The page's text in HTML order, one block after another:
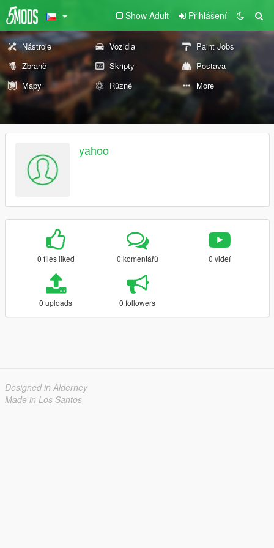
Show Adult Přihlášení
Nástroje Vozidla
Paint Jobs
Zbraně
Skripty
Postava
Mapy
Různé More
yahoo
0 files liked 0 komentářů 0 videí
0 uploads 0 followers
Designed in Alderney
Made in Los Santos